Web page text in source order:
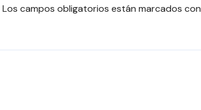
Los campos obligatorios están marcados con